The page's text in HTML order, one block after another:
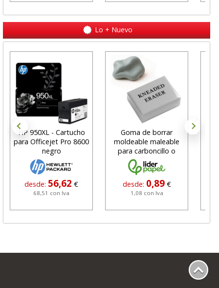
Lo + Nuevo
HP 950XL - Cartucho
para Officejet Pro 8600
negro
desde: 56,62 €
68,51 con Iva
Goma de borrar
moldeable maleable
para carboncillo o
grafito
desde: 0,89 €
1,08 con Iva